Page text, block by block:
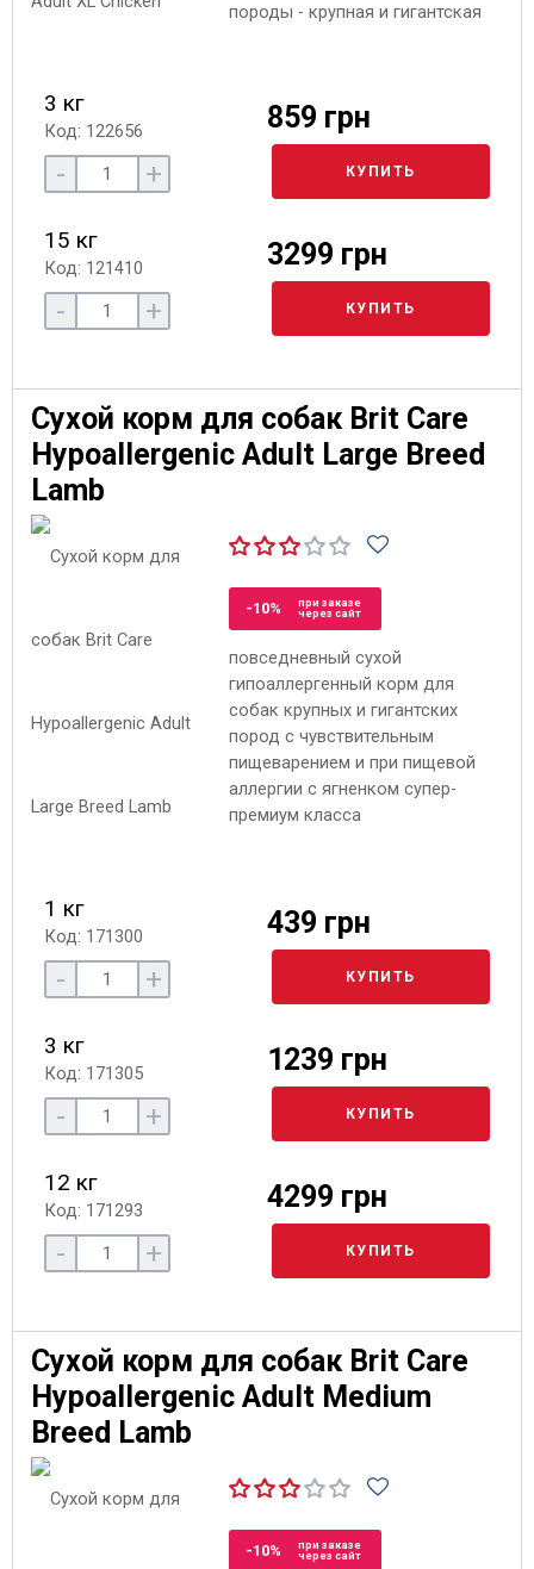
породы - крупная и гигантская
3 кг
Код: 122656 859 грн
- + КУПИТЬ
15 кг
Код: 121410 3299 грн
- + КУПИТЬ
Сухой корм для собак Brit Care
Hypoallergenic Adult Large Breed
Lamb
-10%
при заказе
через сайт
повседневный сухой
гипоаллергенный корм для
собак крупных и гигантских
пород с чувствительным
пищеварением и при пищевой
аллергии с ягненком супер-
премиум класса
1 кг
Код: 171300 439 грн
- + КУПИТЬ
3 кг
Код: 171305 1239 грн
- + КУПИТЬ
12 кг
Код: 171293 4299 грн
- + КУПИТЬ
Сухой корм для собак Brit Care
Hypoallergenic Adult Medium
Breed Lamb
-10%
при заказе
через сайт